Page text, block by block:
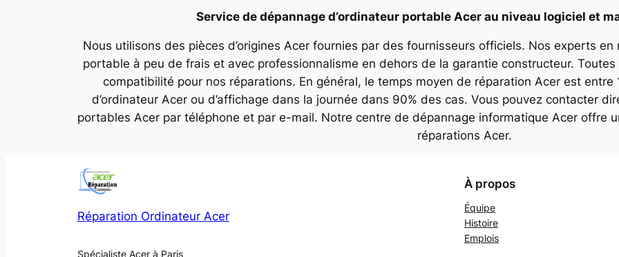
Service de dépannage d’ordinateur portable Acer au niveau logiciel et
Nous utilisons des pièces d’origines Acer fournies par des fournisseurs officiels. Nos experts
portable à peu de frais et avec professionnalisme en dehors de la garantie constructeur.
compatibilité pour nos réparations. En général, le temps moyen de réparation Acer est entre
d’ordinateur Acer ou d’affichage dans la journée dans 90% des cas. Vous pouvez contacter
portables Acer par téléphone et par e-mail. Notre centre de dépannage informatique Acer offre
réparations Acer.
Réparation Ordinateur Acer
Spécialiste Acer à Paris
À propos
Équipe
Histoire
Emplois